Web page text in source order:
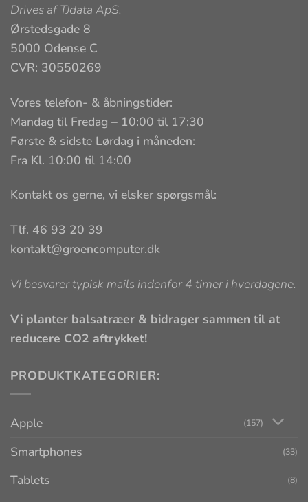
Drives afTJdata ApS.
Ørstedsgade 8
5000 Odense C
CVR: 30550269
Vores telefon- & åbningstider:
Mandag til Fredag – 10:00 til 17:30
Første & sidste Lørdag i måneden:
Fra Kl. 10:00 til 14:00
Kontakt os gerne, vi elsker spørgsmål:
Tlf. 46 93 20 39
kontakt@groencomputer.dk
Vi besvarer typisk mails indenfor 4 timer i hverdagene.
Vi planter balsatræer & bidrager sammen til at
reducere CO2 aftrykket!
PRODUKTKATEGORIER:
Apple (157)
Smartphones (33)
Tablets (8)